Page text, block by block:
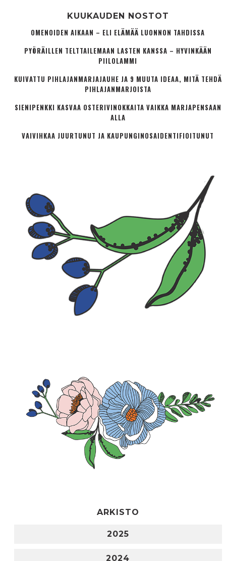
KUUKAUDEN NOSTOT
OMENOIDEN AIKAAN – ELI ELÄMÄÄ LUONNON TAHDISSA
PYÖRÄILLEN TELTTAILEMAAN LASTEN KANSSA – HYVINKÄÄN
PIILOLAMMI
KUIVATTU PIHLAJANMARJAJAUHE JA 9 MUUTA IDEAA, MITÄ TEHDÄ
PIHLAJANMARJOISTA
SIENIPENKKI KASVAA OSTERIVINOKKAITA VAIKKA MARJAPENSAAN
ALLA
VAIVIHKAA JUURTUNUT JA KAUPUNGINOSA­IDENTIFIOITUNUT
ARKISTO
2025
2024